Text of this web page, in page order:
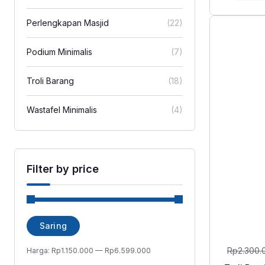
Perlengkapan Masjid (22)
Podium Minimalis (7)
Troli Barang (18)
Wastafel Minimalis (4)
Filter by price
Harga
terendah
Harga
tertinggi
Saring
Harga: Rp1.150.000 — Rp6.599.000 Rp